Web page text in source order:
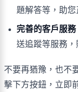
題解答等，助您
完善的客戶服務
送追蹤等服務，
不要再猶豫，也不
擊下方按鈕，立即